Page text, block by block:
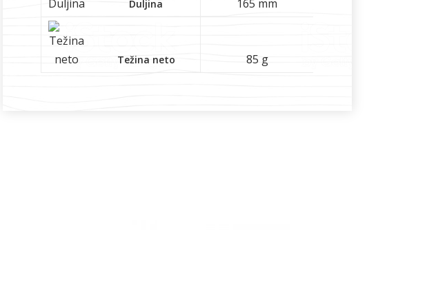
Duljina 165 mm
Težina neto 85 g